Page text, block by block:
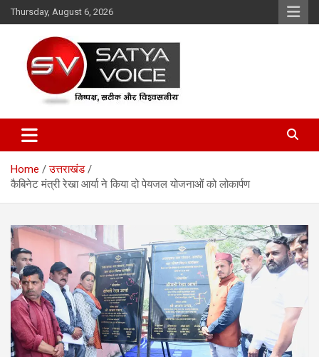
Skip
to
Thursday, August 6, 2026
Satya Voice
Home
उत्तराखंड
कैबिनेट मंत्री रेखा आर्या ने किया दो पेयजल योजनाओं को लोकार्पण